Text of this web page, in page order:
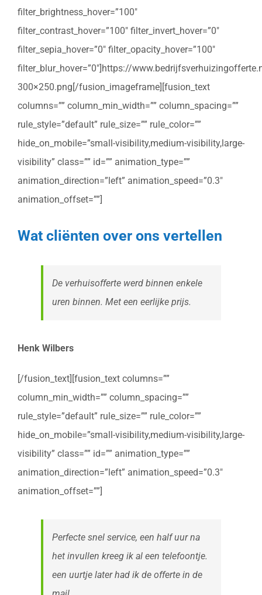
filter_brightness_hover=”100″
filter_contrast_hover=”100″ filter_invert_hover=”0″
filter_sepia_hover=”0″ filter_opacity_hover=”100″
filter_blur_hover=”0″]https://
300×250.png[/fusion_imageframe][fusion_text
columns=”” column_min_width=”” column_spacing=””
rule_style=”default” rule_size=”” rule_color=””
hide_on_mobile=”small-visibility,medium-visibility,large-
visibility” class=”” id=”” animation_type=””
animation_direction=”left” animation_speed=”0.3″
animation_offset=””]
Wat cliënten over ons vertellen
De verhuisofferte werd binnen enkele
uren binnen. Met een eerlijke prijs.
Henk Wilbers
[/fusion_text][fusion_text columns=””
column_min_width=”” column_spacing=””
rule_style=”default” rule_size=”” rule_color=””
hide_on_mobile=”small-visibility,medium-visibility,large-
visibility” class=”” id=”” animation_type=””
animation_direction=”left” animation_speed=”0.3″
animation_offset=””]
Perfecte snel service, een half uur na
het invullen kreeg ik al een telefoontje.
een uurtje later had ik de offerte in de